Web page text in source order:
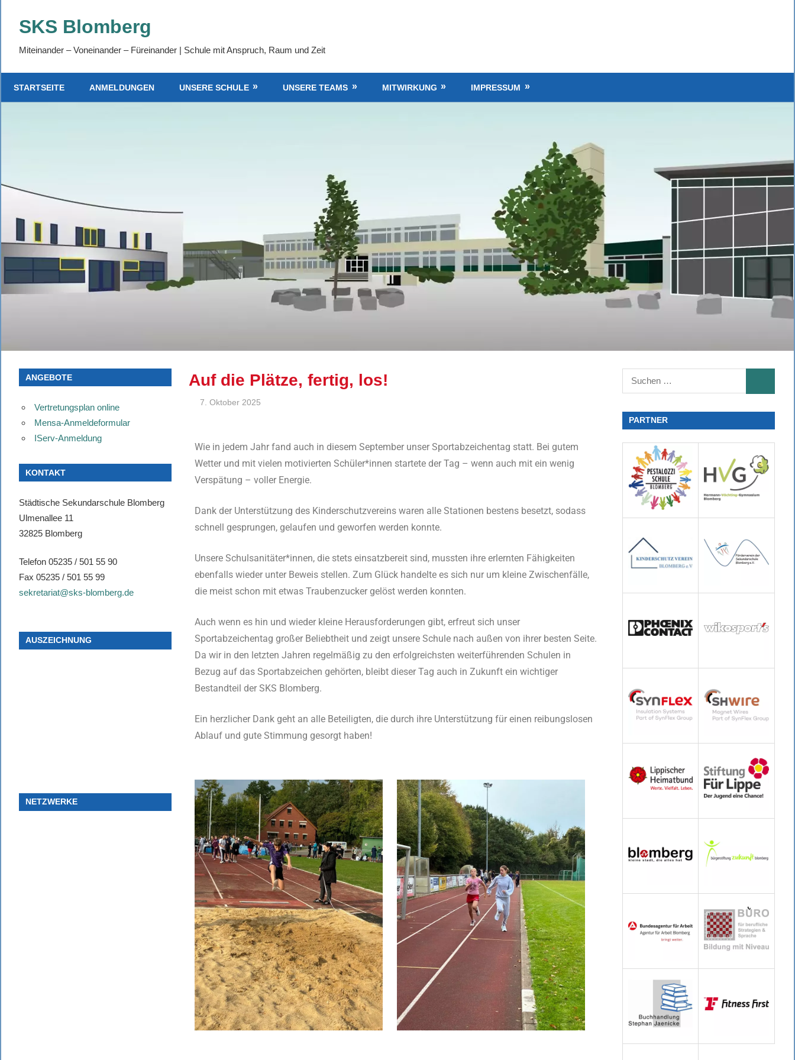
SKS Blomberg
Miteinander – Voneinander – Füreinander | Schule mit Anspruch, Raum und Zeit
STARTSEITE ANMELDUNGEN UNSERE SCHULE UNSERE TEAMS MITWIRKUNG IMPRESSUM
Auf die Plätze, fertig, los!
7. Oktober 2025
Wie in jedem Jahr fand auch in diesem September unser Sportabzeichentag statt. Bei gutem
Wetter und mit vielen motivierten Schüler*innen startete der Tag – wenn auch mit ein wenig
Verspätung – voller Energie.
Dank der Unterstützung des Kinderschutzvereins waren alle Stationen bestens besetzt, sodass
schnell gesprungen, gelaufen und geworfen werden konnte.
Unsere Schulsanitäter*innen, die stets einsatzbereit sind, mussten ihre erlernten Fähigkeiten
ebenfalls wieder unter Beweis stellen. Zum Glück handelte es sich nur um kleine Zwischenfälle,
die meist schon mit etwas Traubenzucker gelöst werden konnten.
Auch wenn es hin und wieder kleine Herausforderungen gibt, erfreut sich unser
Sportabzeichentag großer Beliebtheit und zeigt unsere Schule nach außen von ihrer besten Seite.
Da wir in den letzten Jahren regelmäßig zu den erfolgreichsten weiterführenden Schulen in
Bezug auf das Sportabzeichen gehörten, bleibt dieser Tag auch in Zukunft ein wichtiger
Bestandteil der SKS Blomberg.
Ein herzlicher Dank geht an alle Beteiligten, die durch ihre Unterstützung für einen reibungslosen
Ablauf und gute Stimmung gesorgt haben!
ANGEBOTE
Vertretungsplan online
Mensa-Anmeldeformular
IServ-Anmeldung
KONTAKT
Städtische Sekundarschule Blomberg
Ulmenallee 11
32825 Blomberg
Telefon 05235 / 501 55 90
Fax 05235 / 501 55 99
sekretariat@sks-blomberg.de
AUSZEICHNUNG
NETZWERKE
PARTNER